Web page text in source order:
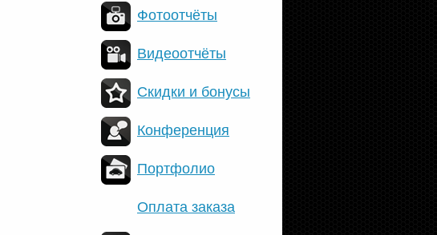
Фотоотчёты
Видеоотчёты
Скидки и бонусы
Конференция
Портфолио
Оплата заказа